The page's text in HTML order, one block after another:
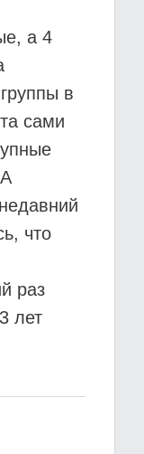
а 4
в
сами
что
раз
лет